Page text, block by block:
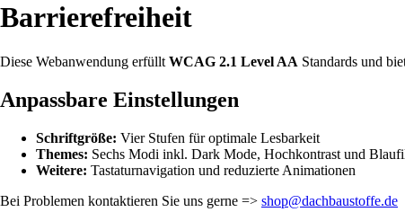
Barrierefreiheit
Diese Webanwendung erfüllt WCAG 2.1 Level AA Standards und
Anpassbare Einstellungen
Schriftgröße: Vier Stufen für optimale Lesbarkeit
Themes: Sechs Modi inkl. Dark Mode, Hochkontrast und
Weitere: Tastaturnavigation und reduzierte Animationen
Bei Problemen kontaktieren Sie uns gerne => shop@dachbaustoffe.de